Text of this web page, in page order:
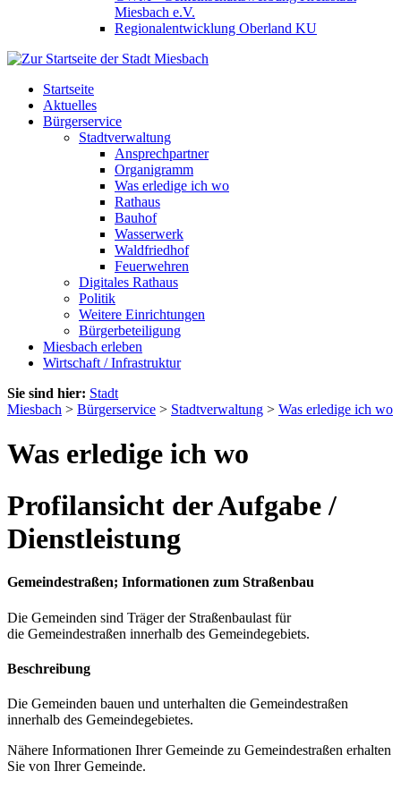
Miesbach e.V.
Regionalentwicklung Oberland KU
Startseite
Aktuelles
Bürgerservice
Stadtverwaltung
Ansprechpartner
Organigramm
Was erledige ich wo
Rathaus
Bauhof
Wasserwerk
Waldfriedhof
Feuerwehren
Digitales Rathaus
Politik
Weitere Einrichtungen
Bürgerbeteiligung
Miesbach erleben
Wirtschaft / Infrastruktur
Sie sind hier: Stadt
Miesbach > Bürgerservice > Stadtverwaltung > Was erledige ich wo
Was erledige ich wo
Profilansicht der Aufgabe /
Dienstleistung
Gemeindestraßen; Informationen zum Straßenbau
Die Gemeinden sind Träger der Straßenbaulast für
die Gemeindestraßen innerhalb des Gemeindegebiets.
Beschreibung
Die Gemeinden bauen und unterhalten die Gemeindestraßen
innerhalb des Gemeindegebietes.
Nähere Informationen Ihrer Gemeinde zu Gemeindestraßen erhalten
Sie von Ihrer Gemeinde.